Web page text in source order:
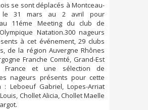
se sont déplacés à Montceau-
le 31 mars au 2 avril pour
11éme Meeting du club de
Natation.300 nageurs
à cet événement, 29 clubs
de la région Auvergne Rhônes
Franche Comté, Grand-Est
et une sélection de
nageurs présents pour cette
: Leboeuf Gabriel, Lopes-Arriat
Chollet Alicia, Chollet Maelle